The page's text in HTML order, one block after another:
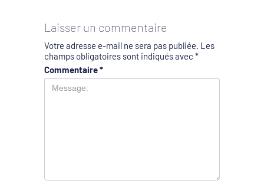
Laisser un commentaire
Votre adresse e-mail ne sera pas publiée. Les
champs obligatoires sont indiqués avec *
Commentaire*